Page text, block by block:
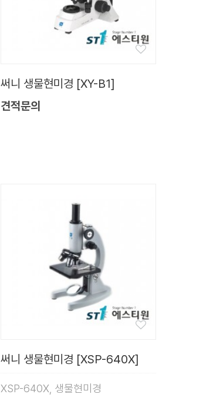
써니 생물현미경 [XY-B1]
견적문의
써니 생물현미경 [XSP-640X]
XSP-640X, 생물현미경